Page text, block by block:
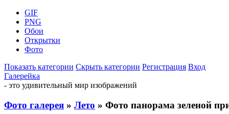
GIF
PNG
Обои
Открытки
Фото
Показать категории Скрыть категории Регистрация Вход
Галерейка
- это удивительный мир изображений
Фото галерея » Лето » Фото панорама зеленой